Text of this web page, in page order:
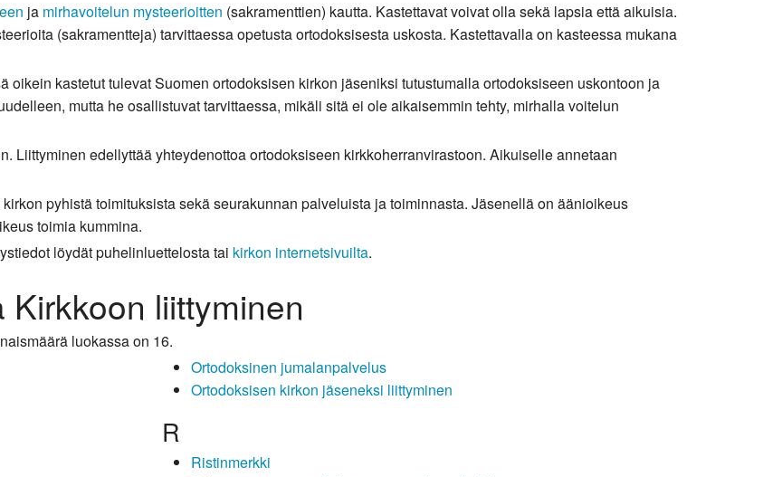
ja mirhavoitelun mysteerioitten (sakramenttien) kautta. Kastettavat voivat olla sekä lapsia että aikuisia.
(sakramentteja) tarvittaessa opetusta ortodoksisesta uskosta. Kastettavalla on kasteessa mukana
kastetut tulevat Suomen ortodoksisen kirkon jäseniksi tutustumalla ortodoksiseen uskontoon ja
mutta he osallistuvat tarvittaessa, mikäli sitä ei ole aikaisemmin tehty, mirhalla voitelun
Liittyminen edellyttää yhteydenottoa ortodoksiseen kirkkoherranvirastoon. Aikuiselle annetaan
pyhistä toimituksista sekä seurakunnan palveluista ja toiminnasta. Jäsenellä on äänioikeus
toimia kummina.
löydät puhelinluettelosta tai kirkon internetsivuilta.
liittyminen
luokassa on 16.
Ortodoksinen jumalanpalvelus
Ortodoksisen kirkon jäseneksi liittyminen
R
Ristinmerkki